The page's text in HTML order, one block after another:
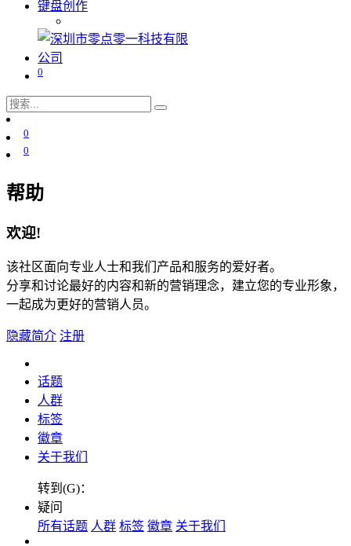
键盘创作
0
0
0
帮助
欢迎!
该社区面向专业人士和我们产品和服务的爱好者。
分享和讨论最好的内容和新的营销理念，建立您的专业形象，
一起成为更好的营销人员。
隐藏简介 注册
话题
人群
标签
徽章
关于我们
转到(G)：
疑问
所有话题 人群 标签 徽章 关于我们